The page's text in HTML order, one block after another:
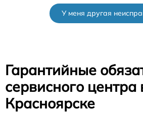
У меня другая
Гарантийные
сервисного центра
Красноярске